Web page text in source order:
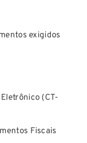
exigidos
(CT-
Fiscais